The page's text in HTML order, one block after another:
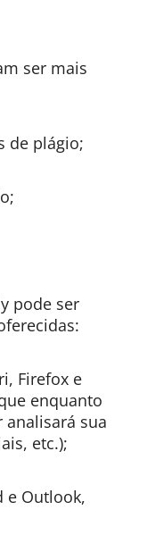
ser mais
de plágio;
pode ser
Firefox e
enquanto
sua
etc.);
e Outlook,